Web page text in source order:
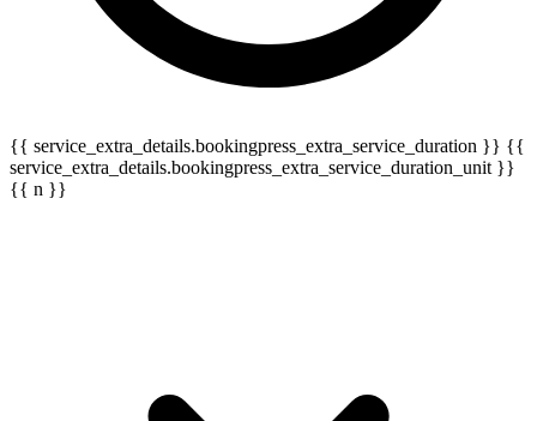
{{ service_extra_details.bookingpress_extra_service_duration }} {{
service_extra_details.bookingpress_extra_service_duration_unit }}
{{ n }}